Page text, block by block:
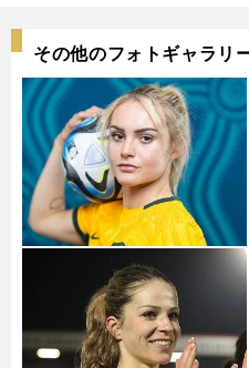
その他のフォトギャラリ